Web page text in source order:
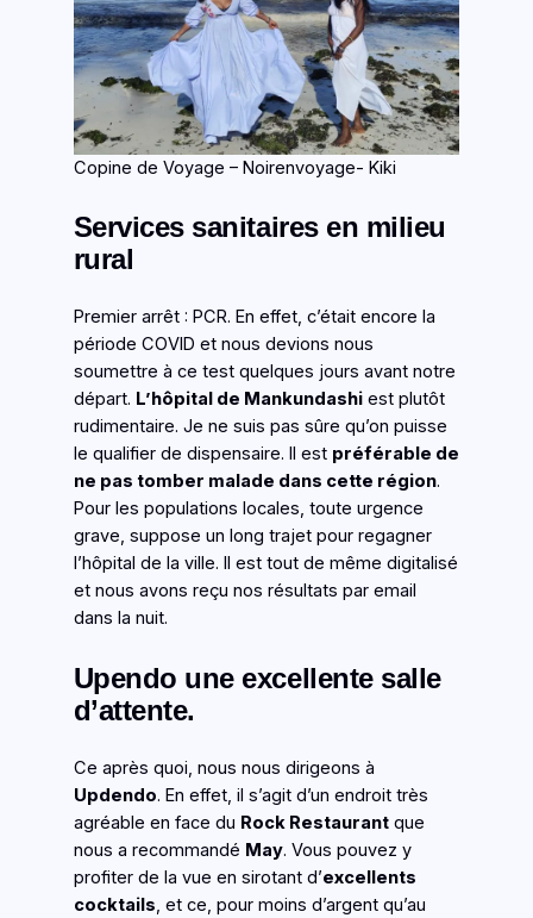
Copine de Voyage – Noirenvoyage- Kiki
Services sanitaires en milieu
rural
Premier arrêt : PCR. En effet, c’était encore la
période COVID et nous devions nous
soumettre à ce test quelques jours avant notre
départ. L’hôpital de Mankundashiest plutôt
rudimentaire. Je ne suis pas sûre qu’on puisse
le qualifier de dispensaire. Il est préférable de
ne pas tomber malade dans cette région.
Pour les populations locales, toute urgence
grave, suppose un long trajet pour regagner
l’hôpital de la ville. Il est tout de même digitalisé
et nous avons reçu nos résultats par email
dans la nuit.
Upendo une excellente salle
d’attente.
Ce après quoi, nous nous dirigeons à
Updendo. En effet, il s’agit d’un endroit très
agréable en face du Rock Restaurantque
nous a recommandé May. Vous pouvez y
profiter de la vue en sirotant d’excellents
cocktails , et ce, pour moins d’argent qu’au